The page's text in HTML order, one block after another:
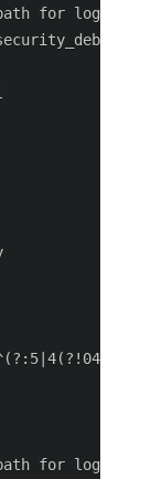
for logs:
for logs: